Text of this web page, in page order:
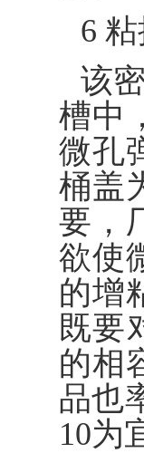
6
该
槽中
微孔
桶盖
要，
欲使
的增
既要
的相
品也
10为